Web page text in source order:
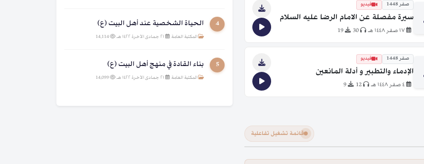
صفر 1448 فيديو
سيرة مفصلة عن الامام الرضا عليه السلام
١٧ صفر ١٤٤٨ هـ 30
19
صفر 1448 فيديو
الإدماء والتطبير و أدلة المانعين
٤ صفر ١٤٤٨ هـ 12
9
قائمة تشغيل تفاعلية
4 الحياة الشخصية عند أهل البيت (ع)
المكتبة العامة |
5 بناء القادة في منهج أهل البيت (ع)
المكتبة العامة |